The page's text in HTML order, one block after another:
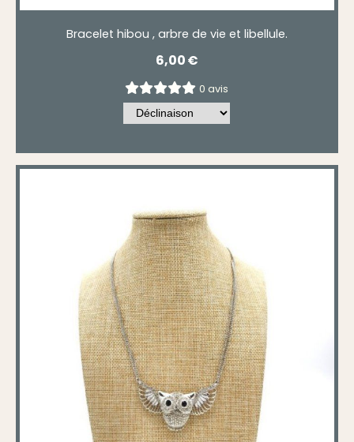
Bracelet hibou , arbre de vie et libellule.
6,00€
0 avis